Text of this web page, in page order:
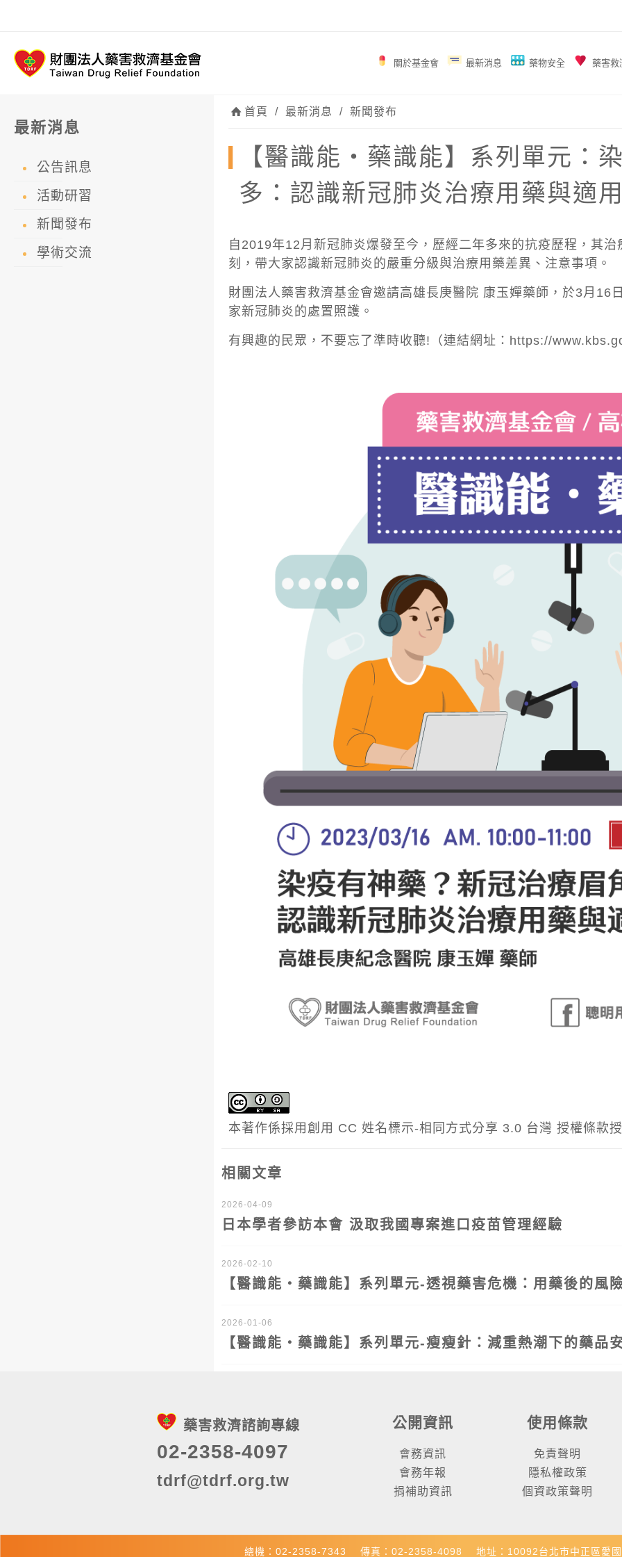
關於基金會 最新消息 藥物安全 藥害救
首頁 / 最新消息 / 新聞發布
【醫識能‧藥識能】系列單元：
多：認識新冠肺炎治療用藥與適
自2019年12月新冠肺炎爆發至今，歷經二年多來的抗疫歷程，其
刻，帶大家認識新冠肺炎的嚴重分級與治療用藥差異、注意事項。
財團法人藥害救濟基金會邀請高雄長庚醫院 康玉嬋藥師，於3月
家新冠肺炎的處置照護。
有興趣的民眾，不要忘了準時收聽!（連結網址： https://
本著作係採用 創用 CC 姓名標示-相同方式分享 3.0 台灣 授權條款
相關文章
2026-04-09
日本學者參訪本會 汲取我國專案進口疫苗管理經驗
2026-02-10
【醫識能‧藥識能】系列單元-透視藥害危機：用藥後的風
2026-01-06
【醫識能‧藥識能】系列單元-瘦瘦針：減重熱潮下的藥品
最新消息
公告訊息
活動研習
新聞發布
學術交流
藥害救濟諮詢專線
02-2358-4097
tdrf@tdrf.org.tw
公開資訊
會務資訊
會務年報
捐補助資訊
使用條款
免責聲明
隱私權政策
個資政策聲明
總機：02-2358-7343 傳真：02-2358-4098 地址：10092台北市中正區愛